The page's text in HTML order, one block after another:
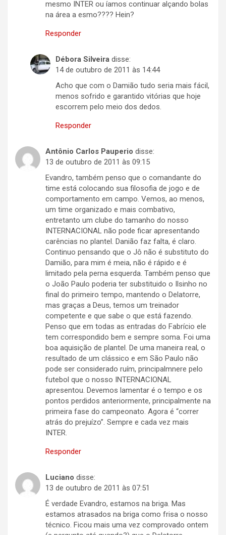
mesmo INTER ou íamos continuar alçando bolas
na área a esmo???? Hein?
Responder
Débora Silveira disse:
14 de outubro de 2011 às 14:44
Acho que com o Damião tudo seria mais fácil,
menos sofrido e garantido vitórias que hoje
escorrem pelo meio dos dedos.
Responder
Antônio Carlos Pauperio disse:
13 de outubro de 2011 às 09:15
Evandro, também penso que o comandante do
time está colocando sua filosofia de jogo e de
comportamento em campo. Vemos, ao menos,
um time organizado e mais combativo,
entretanto um clube do tamanho do nosso
INTERNACIONAL não pode ficar apresentando
carências no plantel. Danião faz falta, é claro.
Continuo pensando que o Jô não é substituto do
Damião, para mim é meia, não é rápido e é
limitado pela perna esquerda. Também penso que
o João Paulo poderia ter substituido o Ilsinho no
final do primeiro tempo, mantendo o Delatorre,
mas graças a Deus, temos um treinador
competente e que sabe o que está fazendo.
Penso que em todas as entradas do Fabrício ele
tem correspondido bem e sempre soma. Foi uma
boa aquisição de plantel. De uma maneira real, o
resultado de um clássico e em São Paulo não
pode ser considerado ruím, principalmnere pelo
futebol que o nosso INTERNACIONAL
apresentou. Devemos lamentar é o tempo e os
pontos perdidos anteriormente, principalmente na
primeira fase do campeonato. Agora é “correr
atrás do prejuízo”. Sempre e cada vez mais
INTER.
Responder
Luciano disse:
13 de outubro de 2011 às 07:51
É verdade Evandro, estamos na briga. Mas
estamos atrasados na briga como frisa o nosso
técnico. Ficou mais uma vez comprovado ontem